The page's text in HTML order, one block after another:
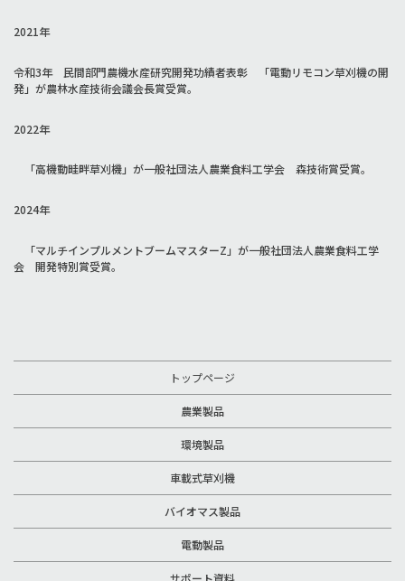
2021年
令和3年 民間部門農機水産研究開発功績者表彰 「電動リモコン草刈機の開
発」が農林水産技術会議会長賞受賞。
2022年
「高機動畦畔草刈機」が一般社団法人農業食料工学会 森技術賞受賞。
2024年
「マルチインプルメントブームマスターZ」が一般社団法人農業食料工学
会 開発特別賞受賞。
トップページ
農業製品
環境製品
車載式草刈機
バイオマス製品
電動製品